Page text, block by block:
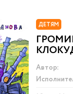
ДЕТЯМ
Автор: